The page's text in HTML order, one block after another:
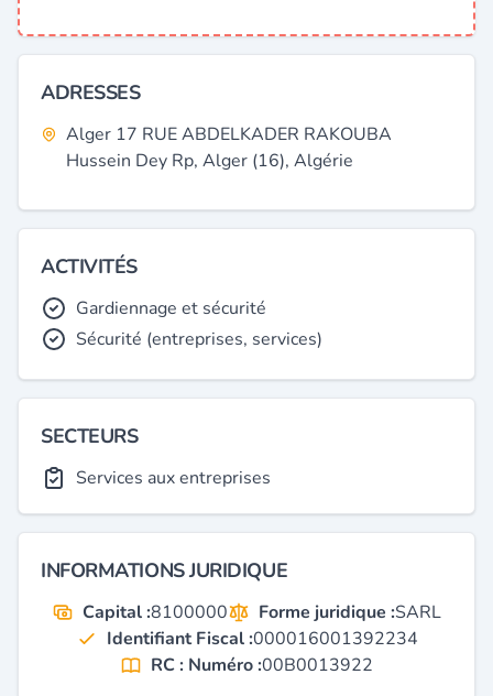
ADRESSES
Alger 17 RUE ABDELKADER RAKOUBA
Hussein Dey Rp, Alger (16), Algérie
ACTIVITÉS
Gardiennage et sécurité
Sécurité (entreprises, services)
SECTEURS
Services aux entreprises
INFORMATIONS JURIDIQUE
Capital :8100000 Forme juridique :SARL
Identifiant Fiscal :000016001392234
RC : Numéro :00B0013922